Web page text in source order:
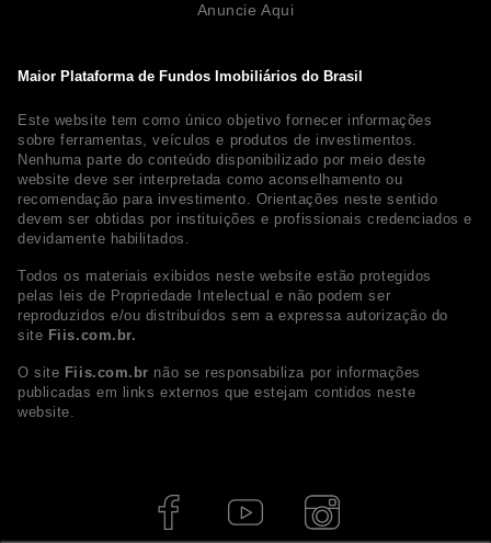
Maior Plataforma de Fundos Imobiliários do Brasil
Este website tem como único objetivo fornecer informações
sobre ferramentas, veículos e produtos de investimentos.
Nenhuma parte do conteúdo disponibilizado por meio deste
website deve ser interpretada como aconselhamento ou
recomendação para investimento. Orientações neste sentido
devem ser obtidas por instituições e profissionais credenciados e
devidamente habilitados.
Todos os materiais exibidos neste website estão protegidos
pelas leis de Propriedade Intelectual e não podem ser
reproduzidos e/ou distribuídos sem a expressa autorização do
site Fiis.com.br.
O site Fiis.com.br não se responsabiliza por informações
publicadas em links externos que estejam contidos neste
website.
Anuncie Aqui